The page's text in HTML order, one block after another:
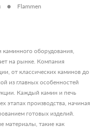
• Flammen
каминного оборудования,
на рынке. Компания
от классических каминов до
из главных особенностей
Каждый камин и печь
этапах производства, начиная
готовых изделий.
материалы, такие как